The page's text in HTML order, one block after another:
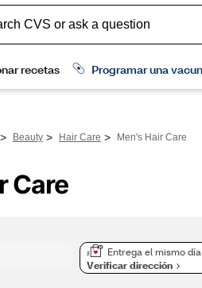
> Beauty > Hair Care > Men's Hair Care
Care
Entrega el mismo día
Verificar dirección